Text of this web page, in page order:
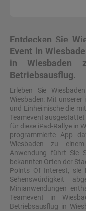
Entdecken Sie
Event in
in Wiesbaden
Betriebsausflug.
Erleben Sie
Wiesbaden: Mit unserer
und Einheimische die
Teamevent
für diese iPad-Rallye in
programmierte App
Wiesbaden zu
Anwendung führt Sie
bekannten Orten der
Points Of Interest, sie
Sehenswürdigkeit
Minianwendungen
Teamevent in
Betriebsausflug in